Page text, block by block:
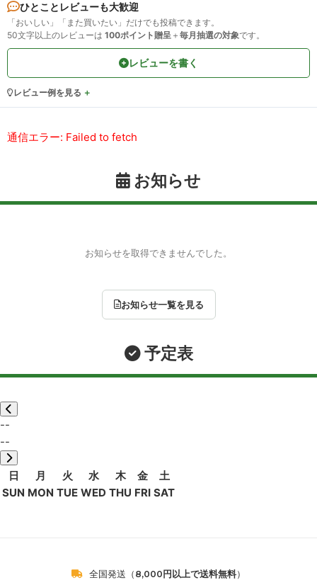
ひとことレビューも大歓迎
「おいしい」「また買いたい」だけでも投稿できます。
50文字以上のレビューは 100ポイント贈呈 ＋ 毎月抽選の対象です。
レビューを書く
レビュー例を見る
通信エラー: Failed to fetch
お知らせ
お知らせを取得できませんでした。
お知らせ一覧を見る
予定表
--
--
日
SUN
月
MON
火
TUE
水
WED
木
THU
金
FRI
土
SAT
全国発送（ 8,000円以上で送料無料）